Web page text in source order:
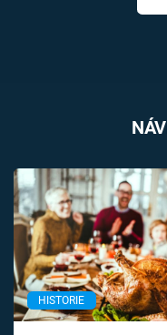
HISTORIE